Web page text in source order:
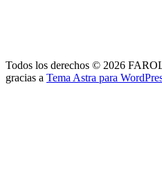
Todos los derechos © 2026
gracias a Tema Astra para